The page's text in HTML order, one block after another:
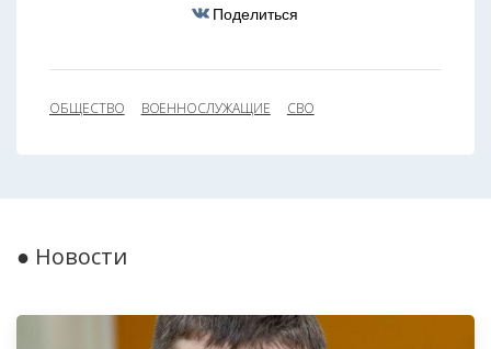
Поделиться
ОБЩЕСТВО ВОЕННОСЛУЖАЩИЕ СВО
● Новости